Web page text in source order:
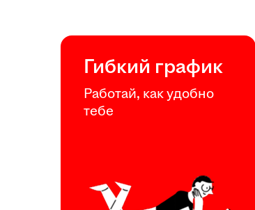
Гибкий график
Работай, как удобно
тебе